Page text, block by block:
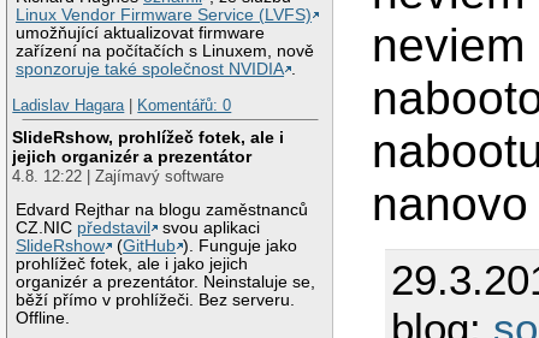
Linux Vendor Firmware Service (LVFS)
umožňující aktualizovat firmware
zařízení na počítačích s Linuxem, nově
sponzoruje také společnost NVIDIA .
Ladislav Hagara| Komentářů: 0
SlideRshow, prohlížeč fotek, ale i
jejich organizér a prezentátor
4.8. 12:22 | Zajímavý software
Edvard Rejthar na blogu zaměstnanců
CZ.NIC představil
svou aplikaci
SlideRshow
(GitHub ). Funguje jako
prohlížeč fotek, ale i jako jejich
organizér a prezentátor. Neinstaluje se,
běží přímo v prohlížeči. Bez serveru.
Offline.
blog: